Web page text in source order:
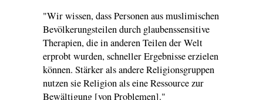
"Wir wissen, dass Personen aus muslimischen
Bevölkerungsteilen durch glaubenssensitive
Therapien, die in anderen Teilen der Welt
erprobt wurden, schneller Ergebnisse erzielen
können. Stärker als andere Religionsgruppen
nutzen sie Religion als eine Ressource zur
Bewältigung [von Problemen]."